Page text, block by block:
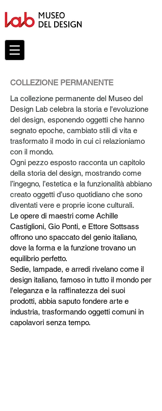
COLLEZIONE PERMANENTE
La collezione permanente del Museo del
Design Lab celebra la storia e l'evoluzione
del design, esponendo oggetti che hanno
segnato epoche, cambiato stili di vita e
trasformato il modo in cui ci relazioniamo
con il mondo.
Ogni pezzo esposto racconta un capitolo
della storia del design, mostrando come
l’ingegno, l’estetica e la funzionalità abbiano
creato oggetti d’uso quotidiano che sono
diventati vere e proprie icone culturali.
Le opere di maestri come Achille
Castiglioni, Gio Ponti, e Ettore Sottsass
offrono uno spaccato del genio italiano,
dove la forma e la funzione trovano un
equilibrio perfetto.
Sedie, lampade, e arredi rivelano come il
design italiano, famoso in tutto il mondo per
l'eleganza e la raffinatezza dei suoi
prodotti, abbia saputo fondere arte e
industria, trasformando oggetti comuni in
capolavori senza tempo.